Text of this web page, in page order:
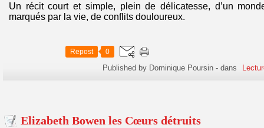
Un récit court et simple, plein de délicatesse, d’un
marqués par la vie, de conflits douloureux.
Repost 0
Published by Dominique Poursin -dans
Elizabeth Bowen les Cœurs détruits